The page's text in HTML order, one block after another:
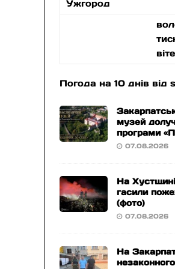
Ужгород
Погода на 10 днів від
музей
програми
07.08.2026
На
гасили
(фото)
07.08.2026
На